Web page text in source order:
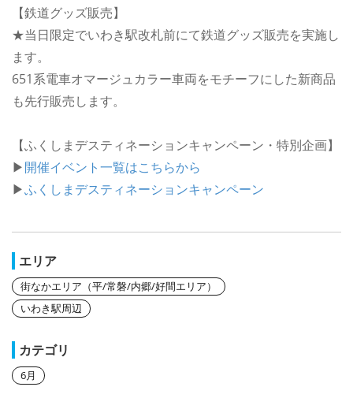
【鉄道グッズ販売】
★当日限定でいわき駅改札前にて鉄道グッズ販売を実施し
ます。
651系電車オマージュカラー車両をモチーフにした新商品
も先行販売します。
【ふくしまデスティネーションキャンペーン・特別企画】
▶開催イベント一覧はこちらから
▶ふくしまデスティネーションキャンペーン
エリア
街なかエリア（平/常磐/内郷/好間エリア）
いわき駅周辺
カテゴリ
6月